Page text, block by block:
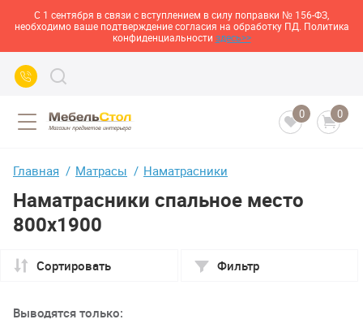
С 1 сентября в связи с вступлением в силу поправки № 156-ФЗ,
необходимо ваше подтверждение согласия на обработку ПД. Политика
конфиденциальности здесь>>
0 0
Главная Матрасы Наматрасники
Наматрасники спальное место
800х1900
Сортировать Фильтр
Выводятся только: